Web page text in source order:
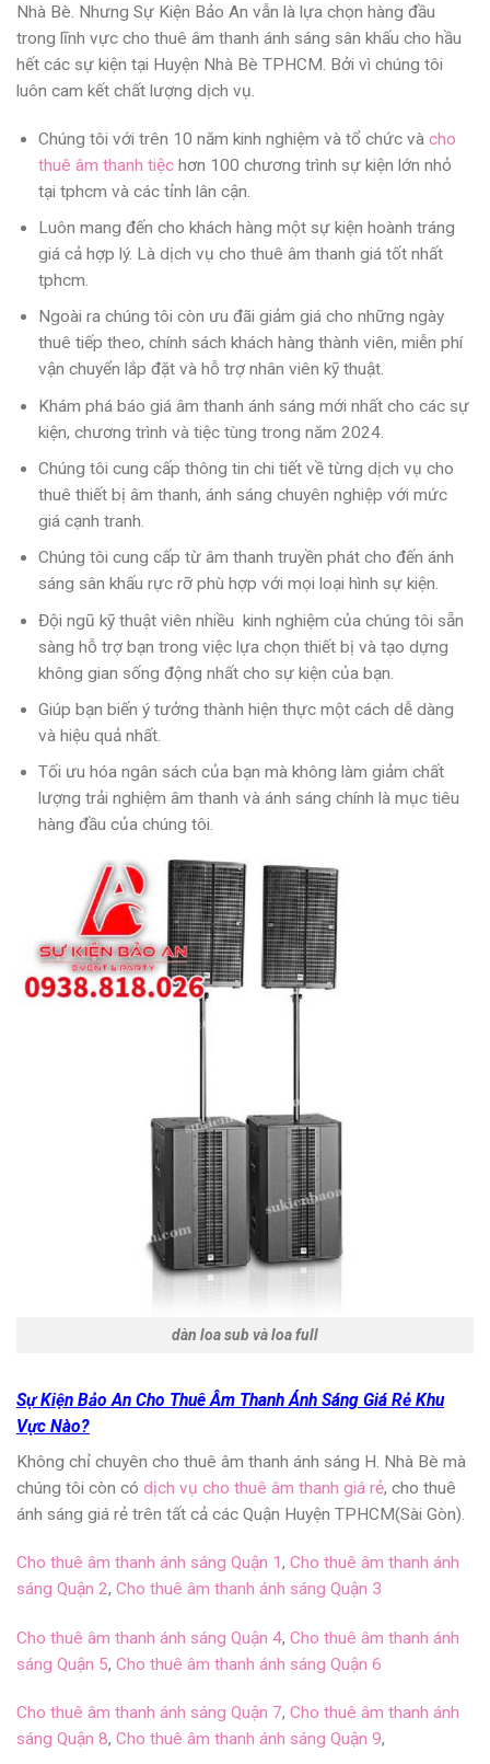
Nhà Bè. Nhưng Sự Kiện Bảo An vẫn là lựa chọn hàng đầu
trong lĩnh vực cho thuê âm thanh ánh sáng sân khấu cho hầu
hết các sự kiện tại Huyện Nhà Bè TPHCM. Bởi vì chúng tôi
luôn cam kết chất lượng dịch vụ.
Chúng tôi với trên 10 năm kinh nghiệm và tổ chức vàcho
thuê âm thanh tiệc hơn 100 chương trình sự kiện lớn nhỏ
tại tphcm và các tỉnh lân cận.
Luôn mang đến cho khách hàng một sự kiện hoành tráng
giá cả hợp lý. Là dịch vụ cho thuê âm thanh giá tốt nhất
tphcm.
Ngoài ra chúng tôi còn ưu đãi giảm giá cho những ngày
thuê tiếp theo, chính sách khách hàng thành viên, miễn phí
vận chuyển lắp đặt và hỗ trợ nhân viên kỹ thuật.
Khám phábáo giá âm thanh ánh sáng mới nhất cho các sự
kiện, chương trình và tiệc tùng trong năm 2024.
Chúng tôi cung cấp thông tin chi tiết về từng dịch vụcho
thuê thiết bị âm thanh,ánh sáng chuyên nghiệp với mức
giá cạnh tranh.
Chúng tôi cung cấp từ âm thanh truyền phát cho đến ánh
sáng sân khấu rực rỡ phù hợp với mọi loại hình sự kiện.
Đội ngũ kỹ thuật viên nhiều kinh nghiệm của chúng tôi sẵn
sàng hỗ trợ bạn trong việc lựa chọn thiết bị và tạo dựng
không gian sống động nhất cho sự kiện của bạn.
Giúp bạn biến ý tưởng thành hiện thực một cách dễ dàng
và hiệu quả nhất.
Tối ưu hóa ngân sách của bạn mà không làm giảm chất
lượng trải nghiệm âm thanh và ánh sáng chính là mục tiêu
hàng đầu của chúng tôi.
dàn loa sub và loa full
Sự Kiện Bảo An Cho Thuê Âm Thanh Ánh Sáng Giá Rẻ Khu
Vực Nào?
Không chỉ chuyên cho thuê âm thanh ánh sáng H. Nhà Bè mà
chúng tôi còn có dịch vụ cho thuê âm thanh giá rẻ, cho thuê
ánh sáng giá rẻ trên tất cả các Quận Huyện TPHCM(Sài Gòn).
Cho thuê âm thanh ánh sáng Quận 1 , Cho thuê âm thanh ánh
sáng Quận 2, Cho thuê âm thanh ánh sáng Quận 3
Cho thuê âm thanh ánh sáng Quận 4, Cho thuê âm thanh ánh
sáng Quận 5, Cho thuê âm thanh ánh sáng Quận 6
Cho thuê âm thanh ánh sáng Quận 7, Cho thuê âm thanh ánh
sáng Quận 8, Cho thuê âm thanh ánh sáng Quận 9,